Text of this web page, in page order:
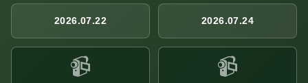
2026.07.22 2026.07.24
📹 📹